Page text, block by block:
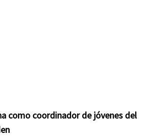
como coordinador de jóvenes del